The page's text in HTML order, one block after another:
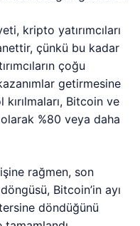
kripto yatırımcıları
çünkü bu kadar
çoğu
getirmesine
Bitcoin ve
%80 veya daha
rağmen, son
Bitcoin’in ayı
tersine döndüğünü